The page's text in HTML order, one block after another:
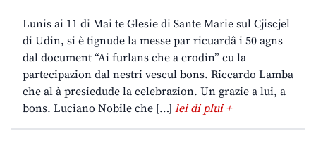
Lunis ai 11 di Mai te Glesie di Sante Marie sul Cjiscjel
di Udin, si è tignude la messe par ricuardâ i 50 agns
dal document “Ai furlans che a crodin” cu la
partecipazion dal nestri vescul bons. Riccardo Lamba
che al à presiedude la celebrazion. Un grazie a lui, a
bons. Luciano Nobile che […] lei di plui +